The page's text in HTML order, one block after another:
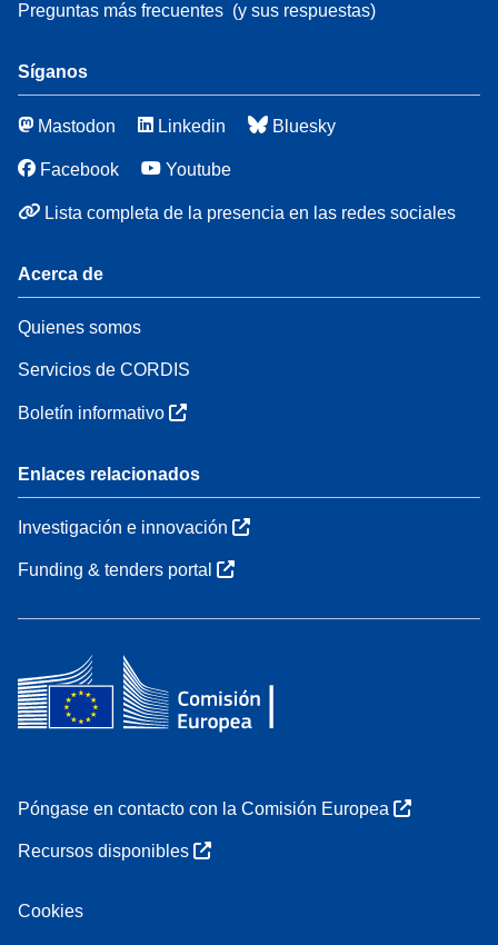
Preguntas más frecuentes (y sus respuestas)
Síganos
Mastodon Linkedin Bluesky
Facebook Youtube
Lista completa de la presencia en las redes sociales
Acerca de
Quienes somos
Servicios de CORDIS
Boletín informativo
Enlaces relacionados
Investigación e innovación
Funding & tenders portal
Póngase en contacto con la Comisión Europea
Recursos disponibles
Cookies